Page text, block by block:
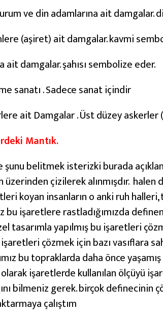
l
Ç
ö
z
l
ü
r
?
ve din adamlarına ait damgalar.
(aşiret) ait damgalar. kavmi
ait damgalar. şahısı sembolize eder.
sanatı . Sadece sanat içindir
ait Damgalar . Üst düzey
Mantık.
şunu belitmek isterizki burada
üzerinden çizilerek alınmışdır.
koyan insanların o anki ruh halleri,
bu işaretlere rastladığımızda
tasarımla yapılmış bu işaretleri
çözmek için bazı vasıflara
bu topraklarda daha önce
işaretlerde kullanılan ölçüyü
bilmeniz gerek. birçok definecinin
çalıştım